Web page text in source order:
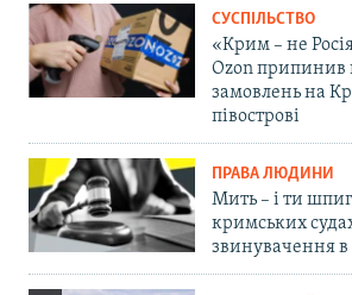
СУСПІЛЬСТВО
«Крим – не
Ozon
замовлень на
півострові
ПРАВА ЛЮДИНИ
Мить – і ти
кримських
звинувачення в